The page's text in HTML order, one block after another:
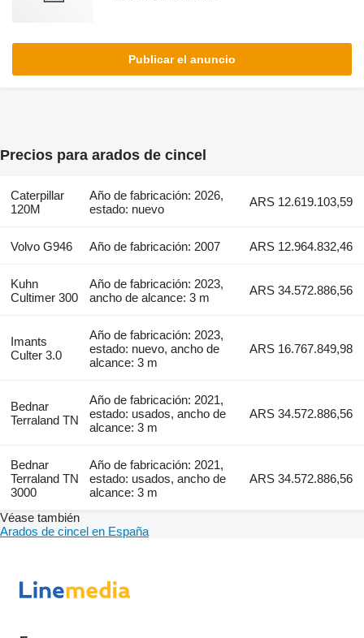
Publicar el anuncio
Precios para arados de cincel
Caterpillar
120M
Año de fabricación: 2026,
estado: nuevo
ARS 12.619.103,59
Volvo G946 Año de fabricación: 2007 ARS 12.964.832,46
Kuhn
Cultimer 300
Año de fabricación: 2023,
ancho de alcance: 3 m
ARS 34.572.886,56
Imants
Culter 3.0
Año de fabricación: 2023,
estado: nuevo, ancho de
alcance: 3 m
ARS 16.767.849,98
Bednar
Terraland TN
Año de fabricación: 2021,
estado: usados, ancho de
alcance: 3 m
ARS 34.572.886,56
Bednar
Terraland TN
3000
Año de fabricación: 2021,
estado: usados, ancho de
alcance: 3 m
ARS 34.572.886,56
Véase también
Arados de cincel en España